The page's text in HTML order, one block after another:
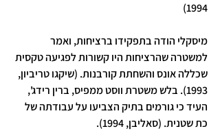
1994)
מיסקלי הודה בתפקידו ברציחות, ואמר
למשטרה שהרציחות היו קשורות לפגיעה טקסית
שכללה אונס והשחתת קורבנות. (שיקגו טריביון,
1993). בלש משטרת ווסט ממפיס, ברין רידג',
העיד כי גורמים בתיק הצביעו על עבודתה של
כת שטנית. (סאליבן, 1994).